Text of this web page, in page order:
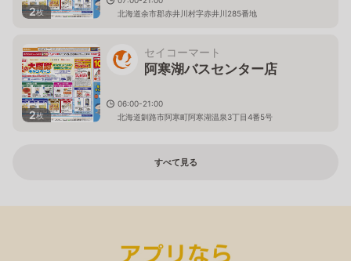
2枚
北海道余市郡赤井川村字赤井川285番地
2枚
セイコーマート
阿寒湖バスセンター店
06:00-21:00
北海道釧路市阿寒町阿寒湖温泉3丁目4番5号
すべて見る